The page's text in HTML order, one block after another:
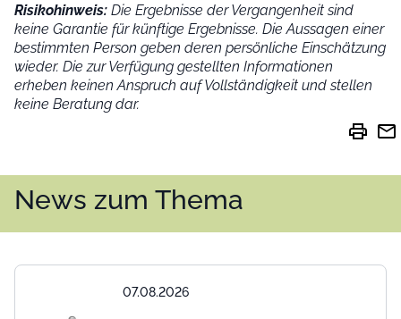
Risikohinweis: Die Ergebnisse der Vergangenheit sind
keine Garantie für künftige Ergebnisse. Die Aussagen einer
bestimmten Person geben deren persönliche Einschätzung
wieder. Die zur Verfügung gestellten Informationen
erheben keinen Anspruch auf Vollständigkeit und stellen
keine Beratung dar.
print mail
News zum Thema
07.08.2026